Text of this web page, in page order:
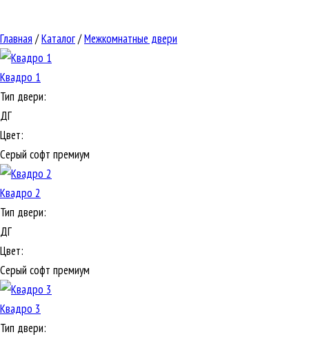
Главная /Каталог/Межкомнатные двери
Квадро 1
Тип двери:
ДГ
Цвет:
Серый софт премиум
Квадро 2
Тип двери:
ДГ
Цвет:
Серый софт премиум
Квадро 3
Тип двери: